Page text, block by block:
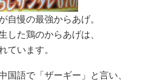
自慢の最強からあげ。
した鶏のからあげは、
ています。
国語で「ザーギー」と言い、